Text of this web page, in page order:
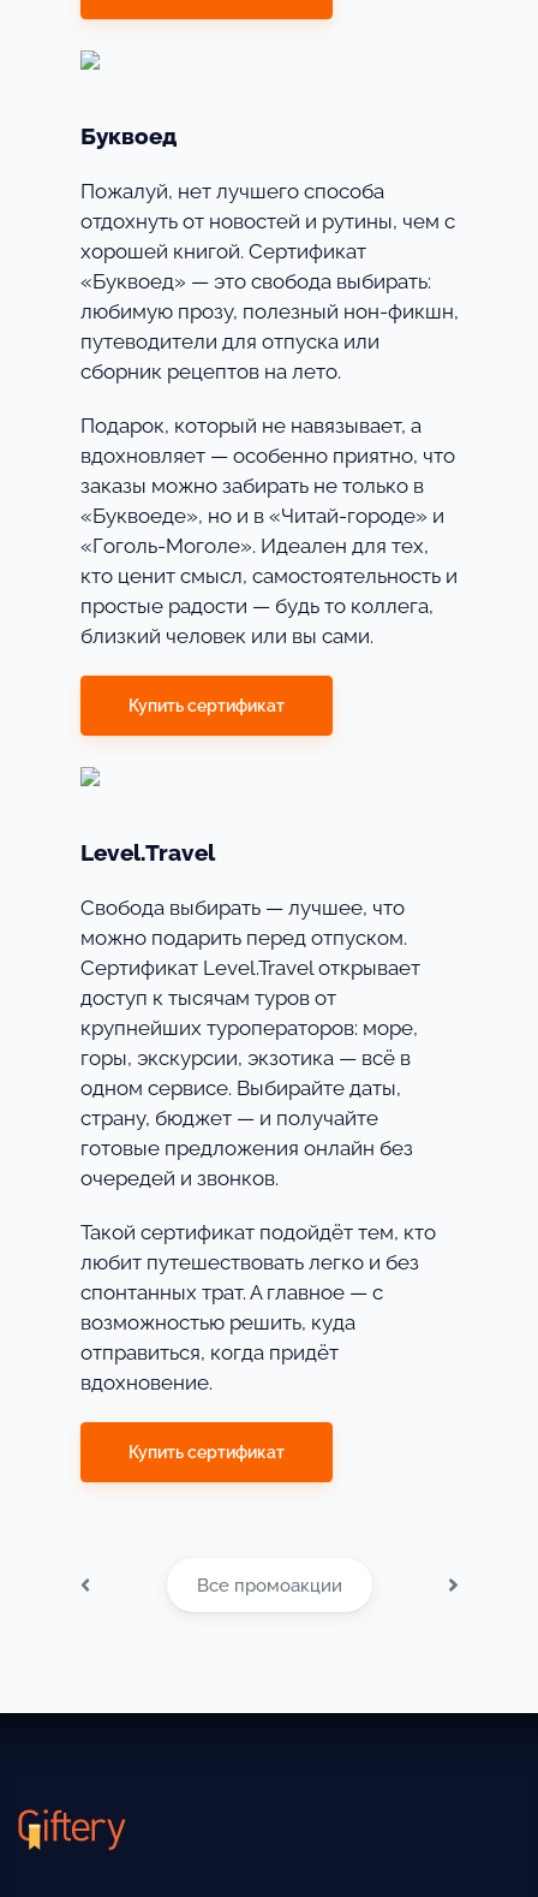
Буквоед
Пожалуй, нет лучшего способа
отдохнуть от новостей и рутины, чем с
хорошей книгой. Сертификат
«Буквоед» — это свобода выбирать:
любимую прозу, полезный нон-фикшн,
путеводители для отпуска или
сборник рецептов на лето.
Подарок, который не навязывает, а
вдохновляет — особенно приятно, что
заказы можно забирать не только в
«Буквоеде», но и в «Читай-городе» и
«Гоголь-Моголе». Идеален для тех,
кто ценит смысл, самостоятельность и
простые радости — будь то коллега,
близкий человек или вы сами.
Купить сертификат
Level.Travel
Свобода выбирать — лучшее, что
можно подарить перед отпуском.
Сертификат Level.Travel открывает
доступ к тысячам туров от
крупнейших туроператоров: море,
горы, экскурсии, экзотика — всё в
одном сервисе. Выбирайте даты,
страну, бюджет — и получайте
готовые предложения онлайн без
очередей и звонков.
Такой сертификат подойдёт тем, кто
любит путешествовать легко и без
спонтанных трат. А главное — с
возможностью решить, куда
отправиться, когда придёт
вдохновение.
Купить сертификат
Все промоакции